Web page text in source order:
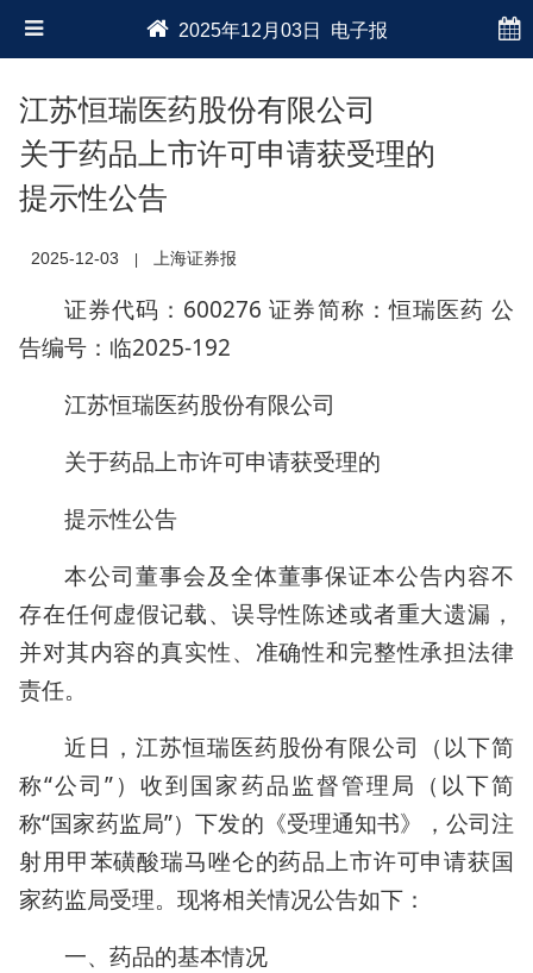
2025年12月03日 电子报
江苏恒瑞医药股份有限公司
关于药品上市许可申请获受理的
提示性公告
2025-12-03 上海证券报
证券代码：600276 证券简称：恒瑞医药 公
告编号：临2025-192
江苏恒瑞医药股份有限公司
关于药品上市许可申请获受理的
提示性公告
本公司董事会及全体董事保证本公告内容不
存在任何虚假记载、误导性陈述或者重大遗漏，
并对其内容的真实性、准确性和完整性承担法律
责任。
近日，江苏恒瑞医药股份有限公司（以下简
称“公司”）收到国家药品监督管理局（以下简
称“国家药监局”）下发的《受理通知书》，公司注
射用甲苯磺酸瑞马唑仑的药品上市许可申请获国
家药监局受理。现将相关情况公告如下：
一、药品的基本情况